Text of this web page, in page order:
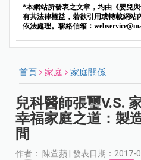
*本網站所發表之文章，均由《嬰兒
有其法律權益，若欲引用或轉載網站
依法處理。聯絡信箱：
首頁 家庭 家庭關係
兒科醫師張璽V.S.
幸福家庭之道：製
間
作者： 陳萱蘋 | 發表日期：2017-